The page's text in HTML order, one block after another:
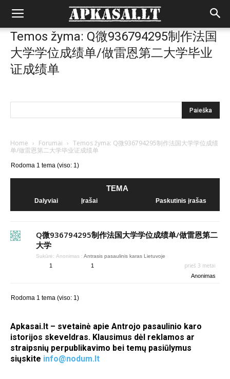
Temos žyma: Q微936794295制作法国
大学学位成绩单/做雷恩第二大学毕业
证成绩单
Home › Forumai › Temos žyma: Q微936794295制作法国大学学位成绩
单/做雷恩第二大学毕业证成绩单
Rodoma 1 tema (viso: 1)
TEMA
Dalyviai Įrašai Paskutinis įrašas
Q微936794295制作法国大学学位成绩单/做雷恩第二
大学
Sukūrė: Anonimas : Antrasis pasaulinis karas Lietuvoje
1 1 prieš 3 metai
Anonimas
Rodoma 1 tema (viso: 1)
Apkasai.lt – svetainė apie Antrojo pasaulinio karo
istorijos skeveldras. Klausimus dėl reklamos ar
straipsnių perpublikavimo bei temų pasiūlymus
siųskite info@nodum.lt